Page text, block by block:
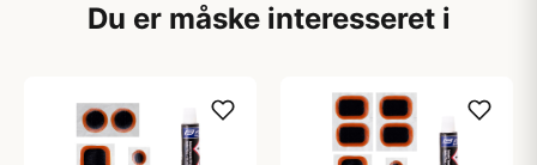
Du er måske interesseret i